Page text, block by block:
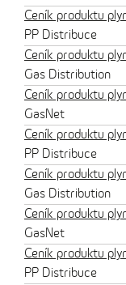
Ceník produktu
PP Distribuce
Ceník produktu
Gas Distribution
Ceník produktu
GasNet
Ceník produktu
PP Distribuce
Ceník produktu
Gas Distribution
Ceník produktu
GasNet
Ceník produktu
PP Distribuce